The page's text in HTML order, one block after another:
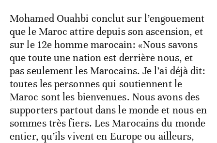
Mohamed Ouahbi conclut sur l’engouement
que le Maroc attire depuis son ascension, et
sur le 12e homme marocain: «Nous savons
que toute une nation est derrière nous, et
pas seulement les Marocains. Je l’ai déjà dit:
toutes les personnes qui soutiennent le
Maroc sont les bienvenues. Nous avons des
supporters partout dans le monde et nous en
sommes très fiers. Les Marocains du monde
entier, qu’ils vivent en Europe ou ailleurs,